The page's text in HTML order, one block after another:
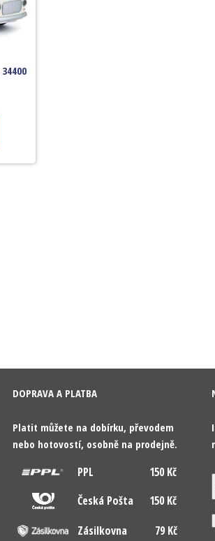
DOPRAVA A PLATBA
Platit můžete na dobírku, převodem
nebo hotovostí, osobně na prodejně.
PPL
150 Kč
Česká Pošta
150 Kč
Zásilkovna
79 Kč